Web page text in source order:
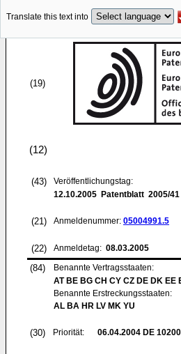
Translate this text into
(19)
(12)
(43)
Veröffentlichungstag:
12.10.2005 Patentblatt 2005/41
(21) Anmeldenummer: 05004991.5
(22) Anmeldetag: 08.03.2005
(84)
Benannte Vertragsstaaten:
AT BE BG CH CY CZ DE DK EE
Benannte Erstreckungsstaaten:
AL BA HR LV MK YU
(30) Priorität: 06.04.2004 DE